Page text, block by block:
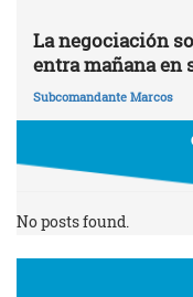
La negociación
entra mañana en
Subcomandante Marcos
No posts found.